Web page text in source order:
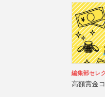
編集部セレ
高額賞金